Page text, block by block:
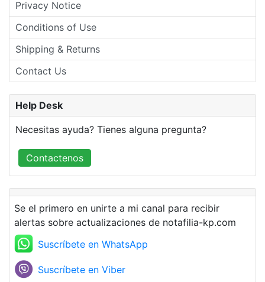
Privacy Notice
Conditions of Use
Shipping & Returns
Contact Us
Help Desk
Necesitas ayuda? Tienes alguna pregunta?
Contactenos
Se el primero en unirte a mi canal para recibir
alertas sobre actualizaciones de notafilia-kp.com
Suscríbete en WhatsApp
Suscríbete en Viber